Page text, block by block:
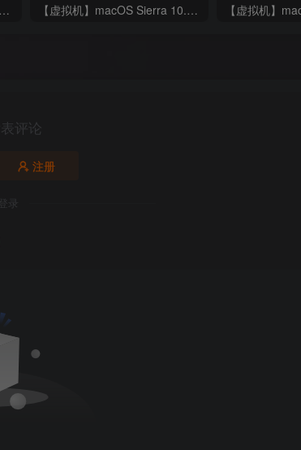
【kealOS】macOS Catalina 10.15.7 AMD & Intel OpenCore引导版黑苹果系统镜像raw下载 【虚拟机】macOS Sierra 10.12.6 16G29 Installer CDR黑苹果懒人版
评论
注册
录